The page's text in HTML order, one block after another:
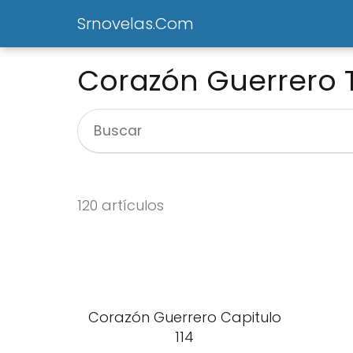
Srnovelas.Com
Corazón Guerrero
120 artículos
Capitulo 120 Final
Corazón Guerrero
Corazón Guerrero Capitulo
114